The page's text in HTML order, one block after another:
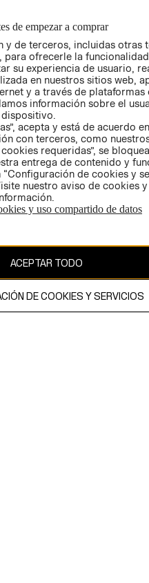
CONDICIONES
AVISO DE
PRIVACIDAD
GIFT CARD
AVISO DE
COOKIES
protegido por copyright y es
AB.
de empezar a comprar
y de terceros, incluidas otras
para ofrecerle la
su experiencia de usuario,
en nuestros sitios web,
y a través de plataformas
información sobre el
acepta y está de acuerdo
con terceros, como
requeridas”, se
entrega de contenido y
de cookies y
nuestro aviso de cookies
y uso compartido de datos
ACEPTAR TODO
DE COOKIES Y SERVICIOS